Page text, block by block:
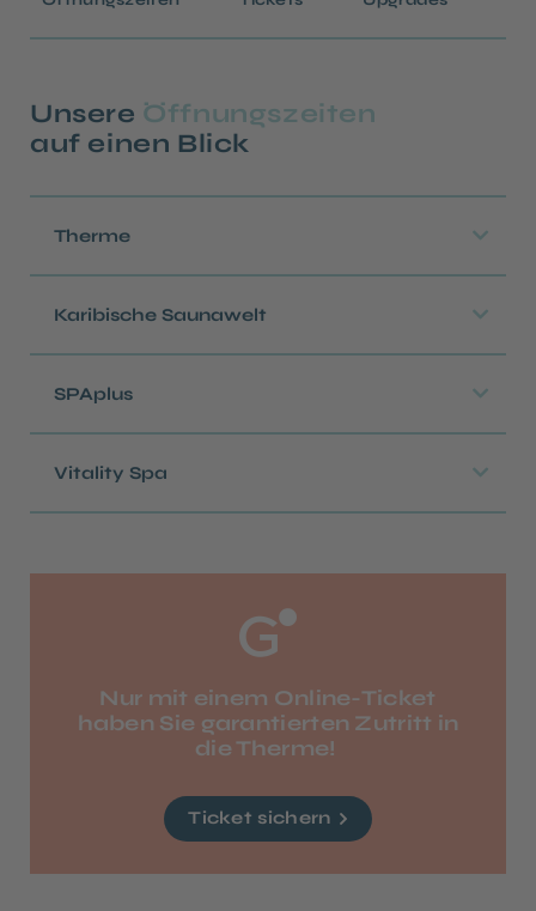
Unsere Öffnungszeiten
auf einen Blick
Therme
Karibische Saunawelt
SPAplus
Vitality Spa
Nur mit einem Online-Ticket
haben Sie garantierten Zutritt in
die Therme!
Ticket sichern